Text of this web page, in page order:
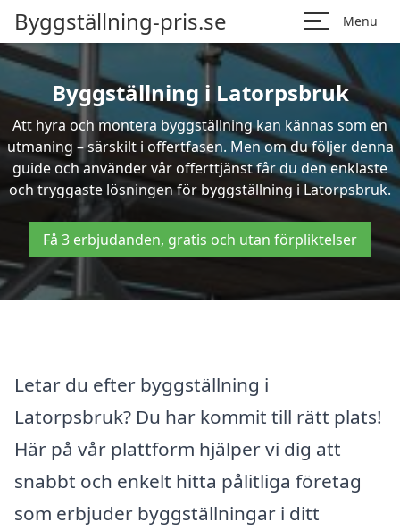
Byggställning-pris.se Menu
Byggställning i Latorpsbruk
Att hyra och montera byggställning kan kännas som en
utmaning – särskilt i offertfasen. Men om du följer denna
guide och använder vår offerttjänst får du den enklaste
och tryggaste lösningen för byggställning i Latorpsbruk.
Få 3 erbjudanden, gratis och utan förpliktelser
Letar du efter byggställning i
Latorpsbruk? Du har kommit till rätt plats!
Här på vår plattform hjälper vi dig att
snabbt och enkelt hitta pålitliga företag
som erbjuder byggställningar i ditt